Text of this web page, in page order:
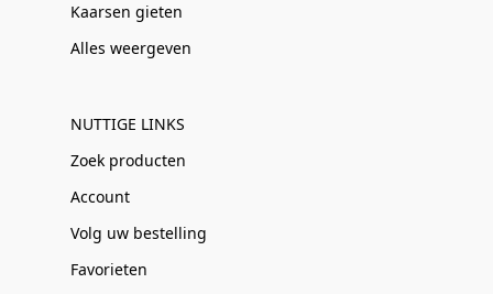
Kaarsen gieten
Alles weergeven
NUTTIGE LINKS
Zoek producten
Account
Volg uw bestelling
Favorieten